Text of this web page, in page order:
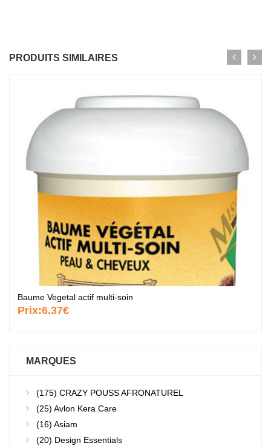
PRODUITS SIMILAIRES
Baume Vegetal actif multi-soin
Prix:6.37€
MARQUES
(175) CRAZY POUSS AFRONATUREL
(25) Avlon Kera Care
(16) Asiam
(20) Design Essentials